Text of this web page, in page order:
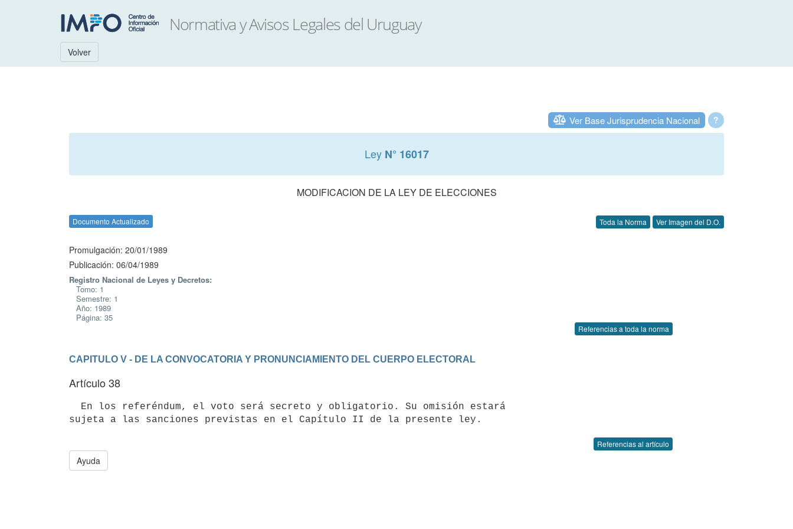
Volver
?
Ver Base Jurisprudencia Nacional
Ley N° 16017
MODIFICACION DE LA LEY DE ELECCIONES
Documento Actualizado Toda la Norma Ver Imagen del D.O.
Promulgación: 20/01/1989
Publicación: 06/04/1989
Registro Nacional de Leyes y Decretos:
Tomo: 1
Semestre: 1
Año: 1989
Página: 35
Referencias a toda la norma
CAPITULO V - DE LA CONVOCATORIA Y PRONUNCIAMIENTO DEL CUERPO ELECTORAL
Artículo 38
Referencias al artículo
Ayuda